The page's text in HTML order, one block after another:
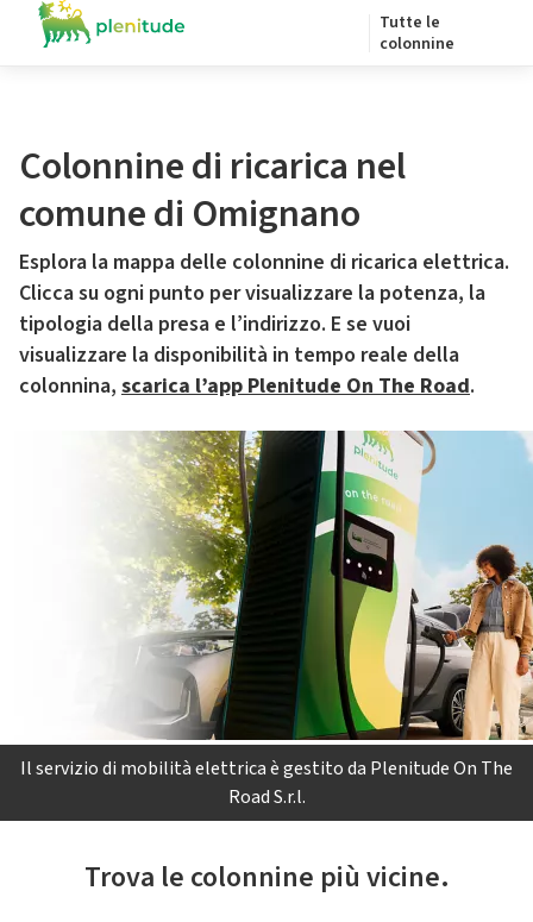
Tutte le
colonnine
Colonnine di ricarica nel
comune di Omignano
Esplora la mappa delle colonnine di ricarica elettrica.
Clicca su ogni punto per visualizzare la potenza, la
tipologia della presa e l’indirizzo. E se vuoi
visualizzare la disponibilità in tempo reale della
colonnina, scarica l’app Plenitude On The Road.
Il servizio di mobilità elettrica è gestito da Plenitude On The
Road S.r.l.
Trova le colonnine più vicine.